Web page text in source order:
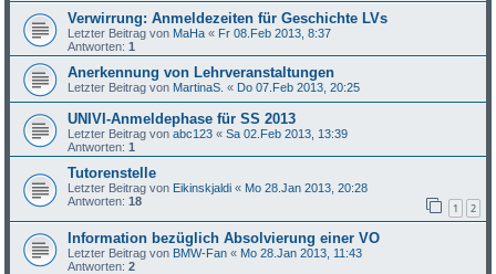
Verwirrung: Anmeldezeiten für Geschichte LVs
Letzter Beitrag von MaHa « Fr 08.Feb 2013, 8:37
Antworten:1
Anerkennung von Lehrveranstaltungen
Letzter Beitrag von MartinaS. « Do 07.Feb 2013, 20:25
UNIVI-Anmeldephase für SS 2013
Letzter Beitrag vonabc123 «Sa 02.Feb 2013, 13:39
Antworten:1
Tutorenstelle
Letzter Beitrag von Eikinskjaldi « Mo 28.Jan 2013, 20:28
Antworten:18 1 2
Information bezüglich Absolvierung einer VO
Letzter Beitrag von BMW-Fan « Mo 28.Jan 2013, 11:43
Antworten:2